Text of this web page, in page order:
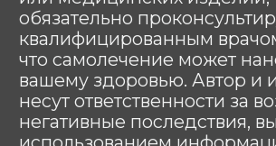
ортопедических # инвалидов # инсульт
# тяжелобольных #lezhachim
#лежачим
АРЕНДОВАТЬ